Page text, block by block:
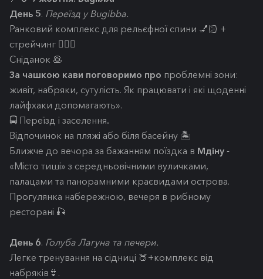
День 5. Переїзд у Bugibba.
Ранковий комплекс для рельєфної спини 💅🏻 +
стрейчинг 🧘🏼‍♀️
Сніданок 🥞
За чашкою кави поговоримо про проблемні зони:
живіт, набряки, сутулість. Як працювати і які щоденні
лайфхаки допомагають».
🚍 Переїзд і заселення.
Відпочинок на пляжі або біля басейну 🏝️
Ближче до вечора за бажанням поїздка в Мдіну -
«Місто тиші» з середньовічними вуличками,
палацами та панорамними краєвидами острова.
Прогулянка набережною, вечеря в рибному
ресторані 🎣
День 6. Голуба Лагуна та печери.
Легке тренування на сідниці 🍑+комплекс від
набряків👙.